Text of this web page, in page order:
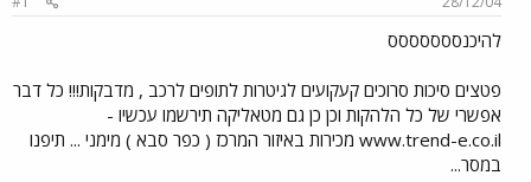
ש
א
להיכנססססססס
פטצים סיכות סרוכים קעקועים לגיטרות לתופים לרכב , מדבקות!!! כל דבר
אפשרי של כל הלהקות וכן כן גם מטאליקה תירשמו עכשיו -
www.trend-e.co.il מכירות באיזור המרכז ( כפר סבא ) מימני ... תיפנו
במסר...